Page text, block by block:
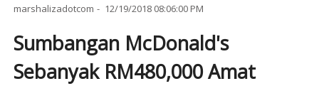
marshalizadotcom 12/19/2018 08:06:00 PM
Sumbangan McDonald's
Sebanyak RM480,000 Amat